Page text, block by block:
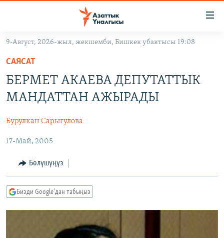
Навигацияга
өтүңүз
Издөөгө
салыңыз
ЭКОНОМИКА
МАДАНИЯТ
БОРБОР АЗИЯ
АТАЙЫН ИЛИКТӨӨ
ТВ ПРОГРАММАЛАР
БҮГҮН АЗАТТЫКТА
БИЗ ЖАНА ДҮЙНӨ
ЭЖЕ-СИҢДИЛЕР
ПОДКАСТ
ӨЗГӨЧӨ ПИКИР
ОНЛАЙН ШЕРИНЕ
9-Август, 2026-жыл, жекшемби, Бишкек убактысы 19:08
САЯСАТ
БЕРМЕТ АКАЕВА ДЕПУТАТТЫК
МАНДАТТАН АЖЫРАДЫ
Бурулкан Сарыгулова
17-Май, 2005
Бөлүшүңүз
Бизди Google'дан табыңыз